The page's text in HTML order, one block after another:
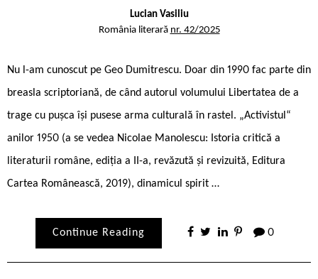
Lucian Vasiliu
România literară nr. 42/2025
Nu l-am cunoscut pe Geo Dumitrescu. Doar din 1990 fac parte din
breasla scriptoriană, de când autorul volumului Libertatea de a
trage cu pușca își pusese arma culturală în rastel. „Activistul“
anilor 1950 (a se vedea Nicolae Manolescu: Istoria critică a
literaturii române, ediția a II-a, revăzută și revizuită, Editura
Cartea Românească, 2019), dinamicul spirit …
Continue Reading 0